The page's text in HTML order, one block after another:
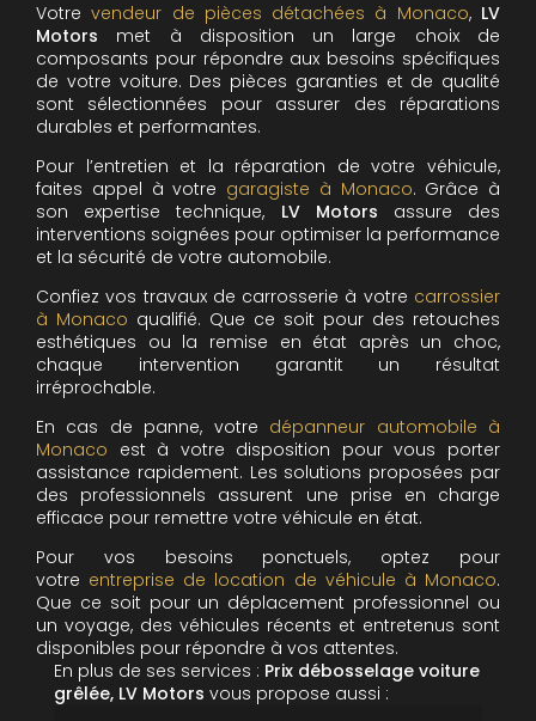
Votrevendeur de pièces détachées à Monaco, LV
Motors met à disposition un large choix de
composants pour répondre aux besoins spécifiques
de votre voiture. Des pièces garanties et de qualité
sont sélectionnées pour assurer des réparations
durables et performantes.
Pour l’entretien et la réparation de votre véhicule,
faites appel à votre garagiste à Monaco. Grâce à
son expertise technique, LV Motors assure des
interventions soignées pour optimiser la performance
et la sécurité de votre automobile.
Confiez vos travaux de carrosserie à votre carrossier
à Monaco qualifié. Que ce soit pour des retouches
esthétiques ou la remise en état après un choc,
chaque intervention garantit un résultat
irréprochable.
En cas de panne, votre dépanneur automobile à
Monaco est à votre disposition pour vous porter
assistance rapidement. Les solutions proposées par
des professionnels assurent une prise en charge
efficace pour remettre votre véhicule en état.
Pour vos besoins ponctuels, optez pour
votre entreprise de location de véhicule à Monaco.
Que ce soit pour un déplacement professionnel ou
un voyage, des véhicules récents et entretenus sont
disponibles pour répondre à vos attentes.
En plus de ses services : Prix débosselage voiture
grêlée, LV Motors vous propose aussi :